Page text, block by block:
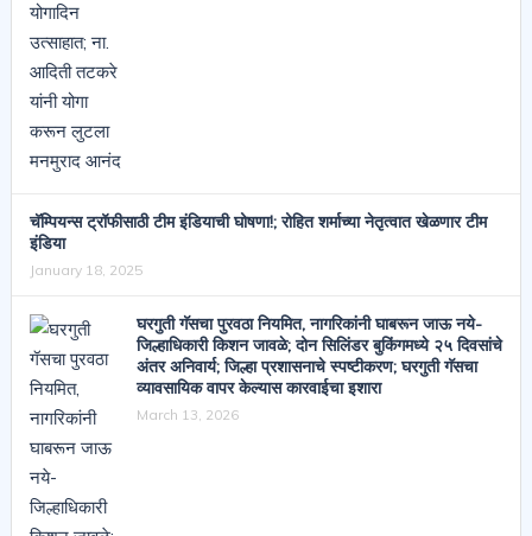
चॅम्पियन्स ट्रॉफीसाठी टीम इंडियाची घोषणा!; रोहित शर्माच्या नेतृत्वात खेळणार टीम
इंडिया
January 18, 2025
घरगुती गॅसचा पुरवठा नियमित, नागरिकांनी घाबरून जाऊ नये-
जिल्हाधिकारी किशन जावळे; दोन सिलिंडर बुकिंगमध्ये २५ दिवसांचे
अंतर अनिवार्य; जिल्हा प्रशासनाचे स्पष्टीकरण; घरगुती गॅसचा
व्यावसायिक वापर केल्यास कारवाईचा इशारा
March 13, 2026